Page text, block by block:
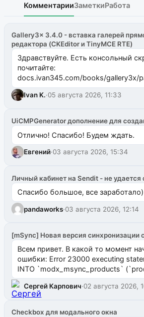
КомментарииЗаметкиРабота
Gallery3x 3.4.0 - вставка галерей
редактора (CKEditor и TinyMCE RTE)
Здравствуйте. Есть консольный
почитайте:
docs.ivan345.com/books/gallery3x/
ms2galleryphp
Ivan K.·05 августа 2026, 11:33
UiCMPGenerator дополнение для
Отлично! Спасибо! Будем ждать.
Евгений·03 августа 2026, 15:34
Личный кабинет на Sendit - не удается
Спасибо большое, все заработало)
pandaworks·03 августа 2026, 12:14
[mSync] Новая версия синхронизации
Всем привет. В какой то момент
ошибки: Error 23000 executing
INTO `modx_msync_products`
`uuid_1c`) VALUES ...
Сергей Карпович·02 августа 2026,
Checkbox для модального окна